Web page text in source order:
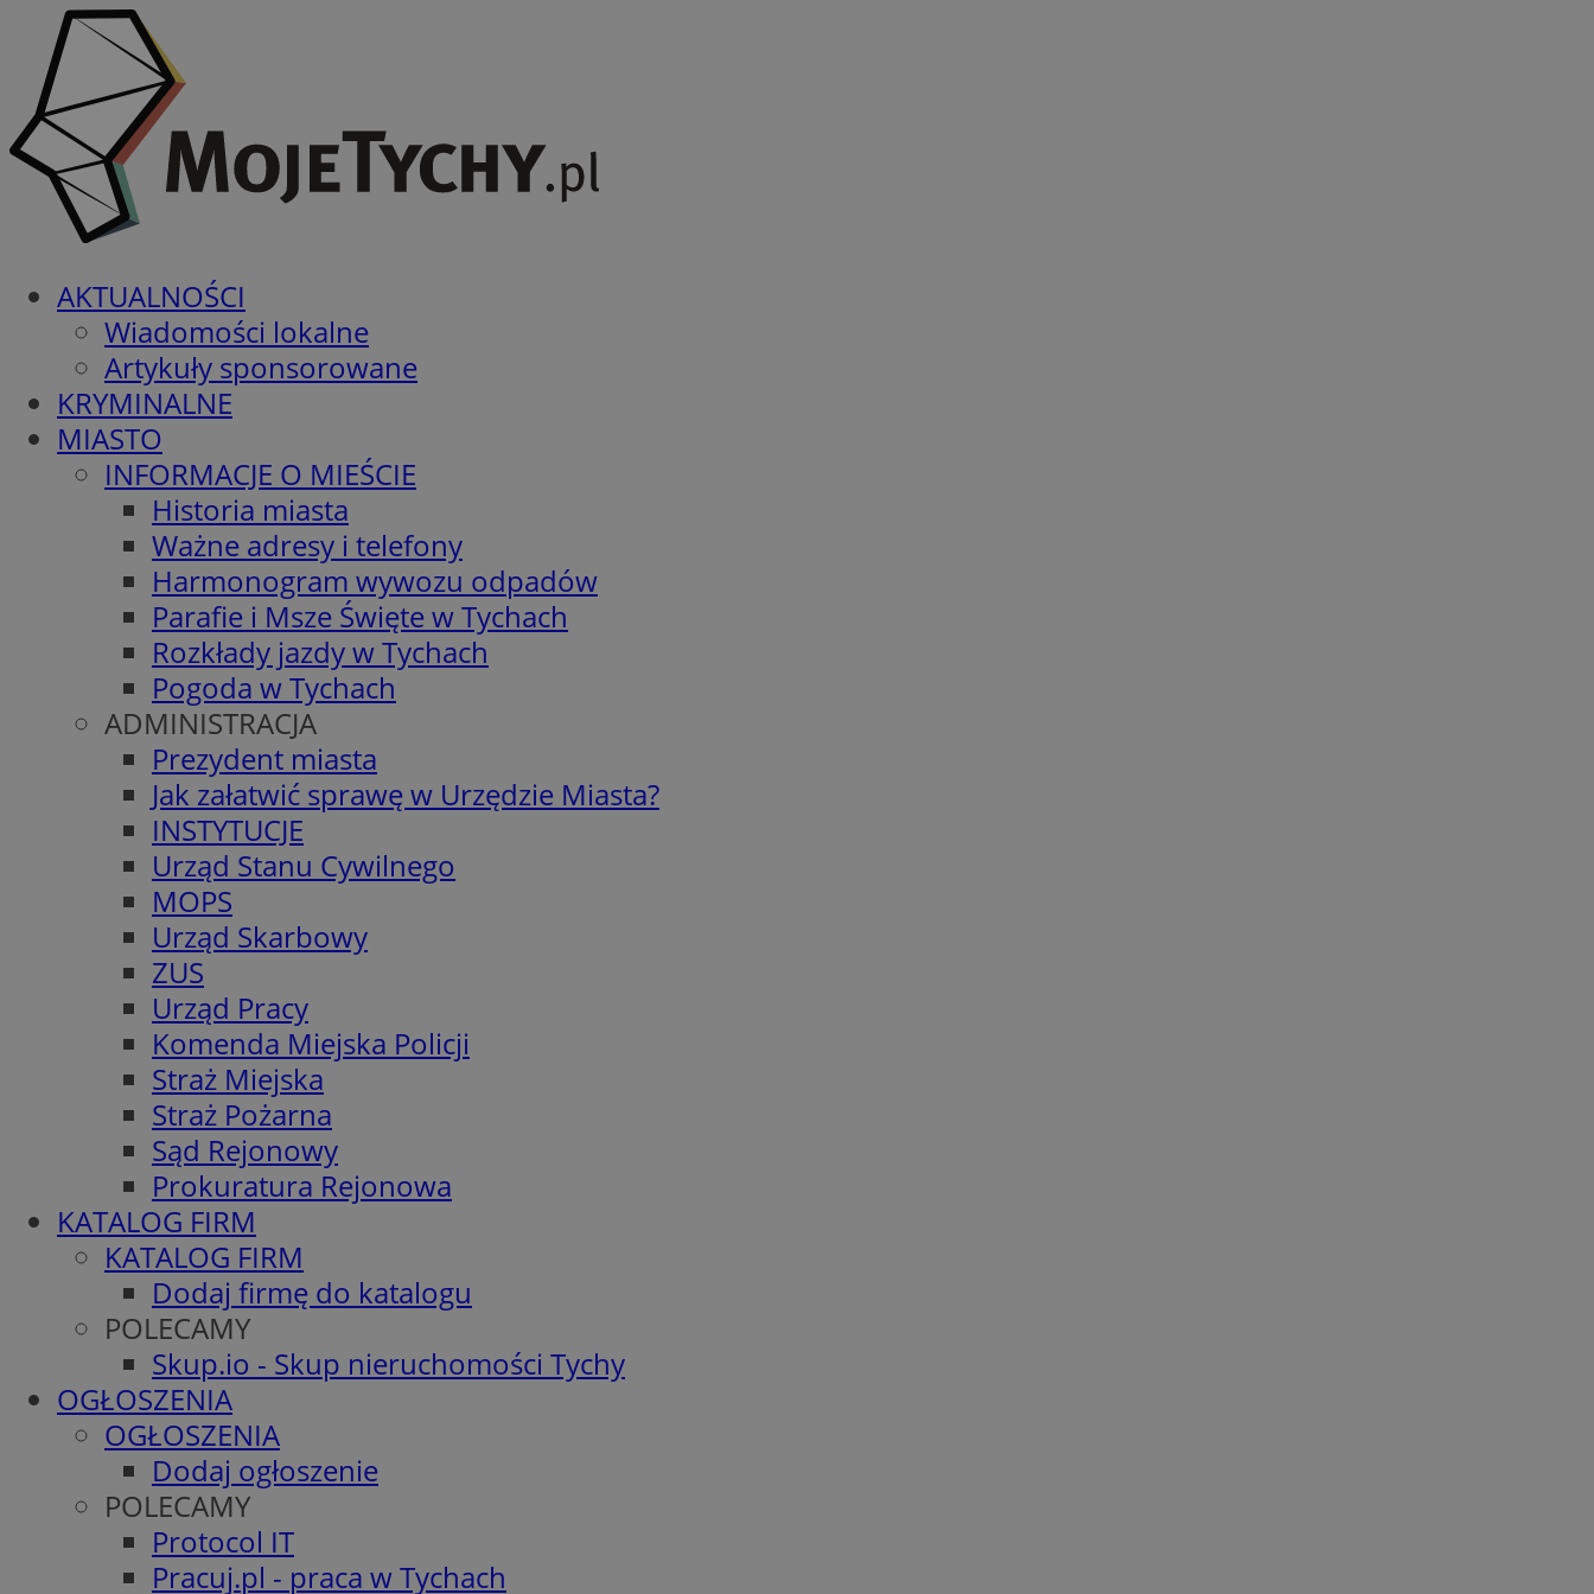
AKTUALNOŚCI
Wiadomości lokalne
Artykuły sponsorowane
KRYMINALNE
MIASTO
INFORMACJE O MIEŚCIE
Historia miasta
Ważne adresy i telefony
Harmonogram wywozu odpadów
Parafie i Msze Święte w Tychach
Rozkłady jazdy w Tychach
Pogoda w Tychach
ADMINISTRACJA
Prezydent miasta
Jak załatwić sprawę w Urzędzie Miasta?
INSTYTUCJE
Urząd Stanu Cywilnego
MOPS
Urząd Skarbowy
ZUS
Urząd Pracy
Komenda Miejska Policji
Straż Miejska
Straż Pożarna
Sąd Rejonowy
Prokuratura Rejonowa
KATALOG FIRM
KATALOG FIRM
Dodaj firmę do katalogu
POLECAMY
Skup.io - Skup nieruchomości Tychy
OGŁOSZENIA
OGŁOSZENIA
Dodaj ogłoszenie
POLECAMY
Protocol IT
Pracuj.pl - praca w Tychach